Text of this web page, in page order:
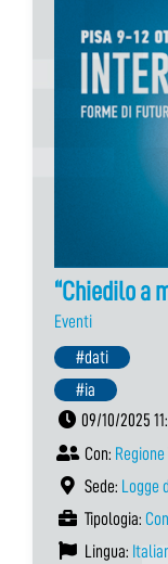
“Chiedilo a
Eventi
#dati
#ia
09/10/2025
Con:
Sede: Logge
Tipologia:
Lingua: